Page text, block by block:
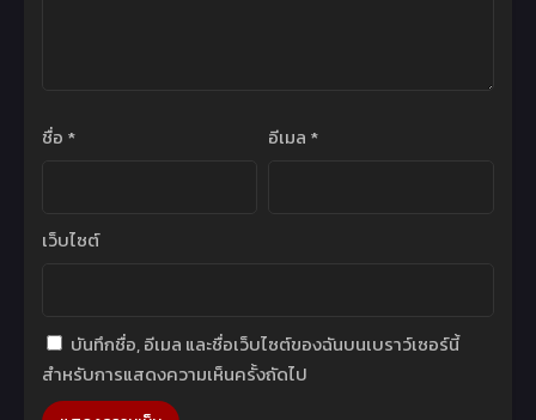
Chapter 235
11 พฤษภาคม 2022 11 พฤษภาคม 2022
Chapter 231
ชื่อ * อีเมล *
เว็บไซต์
บันทึกชื่อ, อีเมล และชื่อเว็บไซต์ของฉันบนเบราว์เซอร์นี้
สำหรับการแสดงความเห็นครั้งถัดไป